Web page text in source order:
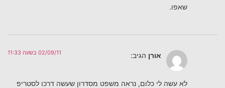
שאפו.
אורן הגיב: 02/09/11 בשעה 11:33
לא עשה לי כלום, נראה משפט מסדרון שעשה דרכו לסטריפ